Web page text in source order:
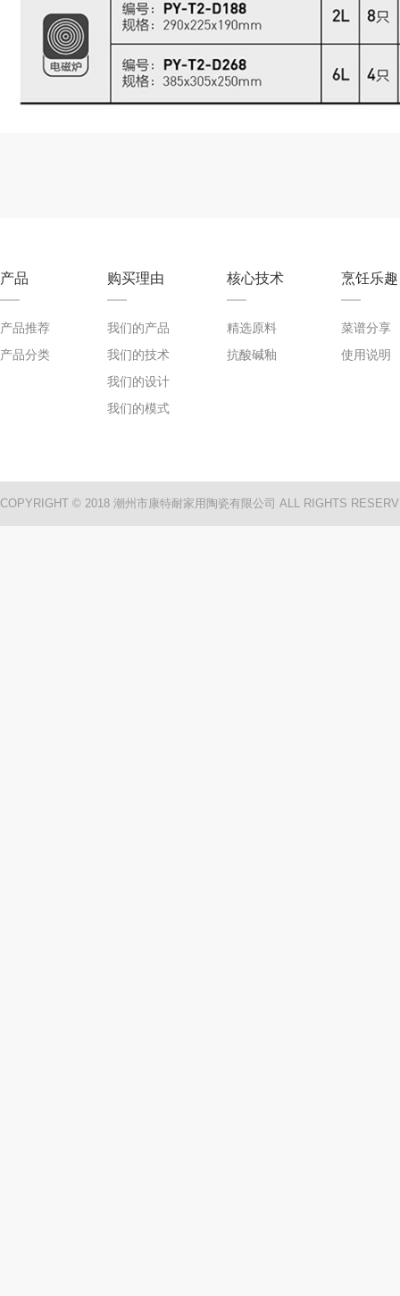
产品
产品推荐
产品分类
购买理由
我们的产品
我们的技术
我们的设计
我们的模式
核心技术
精选原料
抗酸碱釉
烹饪乐趣
菜谱分享
使用说明
COPYRIGHT © 2018 潮州市康特耐家用陶瓷有限公司 ALL RIGHTS